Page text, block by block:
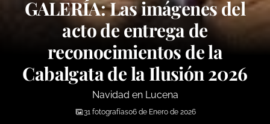
GALERÍA: Las imágenes del
acto de entrega de
reconocimientos de la
Cabalgata de la Ilusión 2026
Navidad en Lucena
31 fotografías06 de Enero de 2026